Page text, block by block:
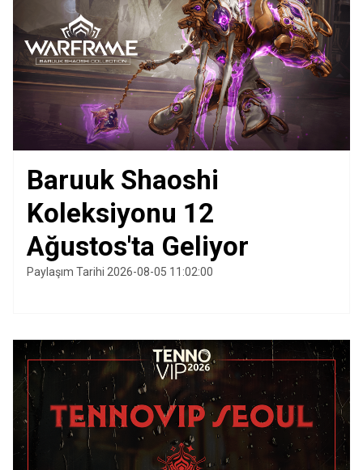
Baruuk Shaoshi
Koleksiyonu 12
Ağustos'ta Geliyor
Paylaşım Tarihi 2026-08-05 11:02:00